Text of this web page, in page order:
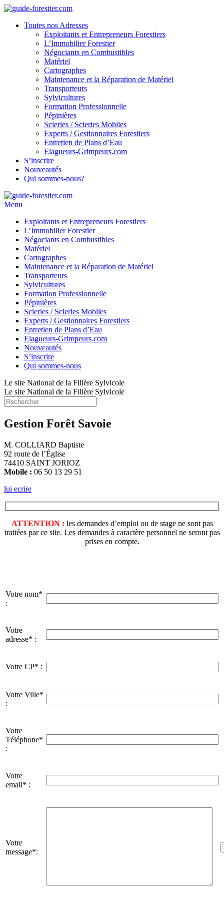
Toutes nos Adresses
Exploitants et Entrepreneurs Forestiers
L’Immobilier Forestier
Négociants en Combustibles
Matériel
Cartographes
Maintenance et la Réparation de Matériel
Transporteurs
Sylvicultures
Formation Professionnelle
Pépinières
Scieries / Scieries Mobiles
Experts / Gestionnaires Forestiers
Entretien de Plans d’Eau
Elagueurs-Grimpeurs.com
S’inscrire
Nouveautés
Qui sommes-nous?
Menu
Exploitants et Entrepreneurs Forestiers
L’Immobilier Forestier
Négociants en Combustibles
Matériel
Cartographes
Maintenance et la Réparation de Matériel
Transporteurs
Sylvicultures
Formation Professionnelle
Pépinières
Scieries / Scieries Mobiles
Experts / Gestionnaires Forestiers
Entretien de Plans d’Eau
Elagueurs-Grimpeurs.com
Nouveautés
S’inscrire
Qui sommes-nous
Le site National de la Filière Sylvicole
Le site National de la Filière Sylvicole
Gestion Forêt Savoie
M. COLLIARD Baptiste
92 route de l’Église
74410 SAINT JORIOZ
Mobile : 06 50 13 29 51
lui ecrire
ATTENTION : les demandes d’emploi ou de stage ne sont pas
traitées par ce site. Les demandes à caractère personnel ne seront pas
prises en compte.
Votre nom*
:
Votre
adresse* :
Votre CP* :
Votre Ville*
:
Votre
Téléphone*
:
Votre
email* :
Votre
message*: